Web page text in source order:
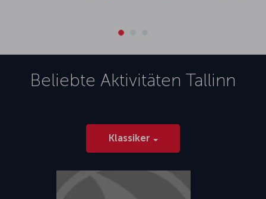
Beliebte Aktivitäten Tallinn
Klassiker